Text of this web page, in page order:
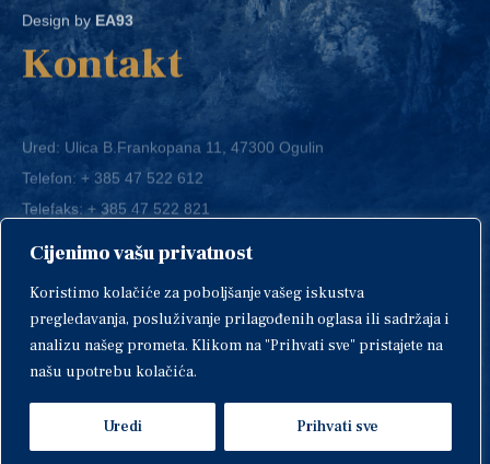
Cijenimo vašu privatnost
Koristimo kolačiće za poboljšanje vašeg iskustva
pregledavanja, posluživanje prilagođenih oglasa ili sadržaja i
analizu našeg prometa. Klikom na "Prihvati sve" pristajete na
našu upotrebu kolačića.
Uredi Prihvati sve
Kontakt
Ured: Ulica B.Frankopana 11, 47300 Ogulin
Telefon:+ 385 47 522 612
Telefaks: + 385 47 522 821
E-mail:grad-ogulin@ogulin.hr
IBAN: HR1424020061829700009